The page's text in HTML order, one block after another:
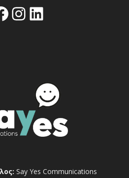
Instagram
Linkedin
Say Yes Communications